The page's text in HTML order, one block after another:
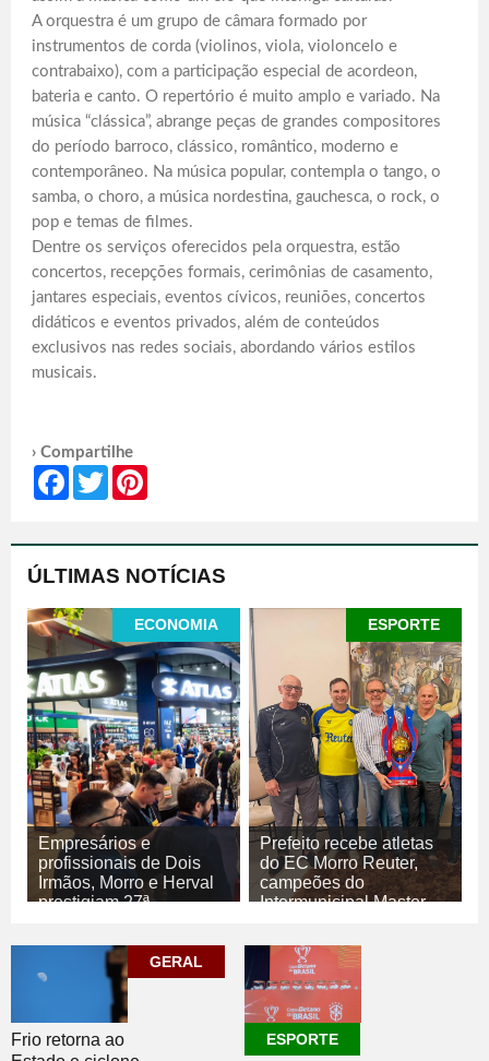
A orquestra é um grupo de câmara formado por
instrumentos de corda (violinos, viola, violoncelo e
contrabaixo), com a participação especial de acordeon,
bateria e canto. O repertório é muito amplo e variado. Na
música “clássica”, abrange peças de grandes compositores
do período barroco, clássico, romântico, moderno e
contemporâneo. Na música popular, contempla o tango, o
samba, o choro, a música nordestina, gauchesca, o rock, o
pop e temas de filmes.
Dentre os serviços oferecidos pela orquestra, estão
concertos, recepções formais, cerimônias de casamento,
jantares especiais, eventos cívicos, reuniões, concertos
didáticos e eventos privados, além de conteúdos
exclusivos nas redes sociais, abordando vários estilos
musicais.
› Compartilhe
Facebook
Twitter
ÚLTIMAS NOTÍCIAS
ECONOMIA
Empresários e
profissionais de Dois
Irmãos, Morro e Herval
prestigiam 27ª
07/08/2026
ECONOMIA
ESPORTE
Prefeito recebe atletas
do EC Morro Reuter,
campeões do
Intermunicipal Master
07/08/2026
ESPORTE
GERAL
Frio retorna ao
ESPORTE